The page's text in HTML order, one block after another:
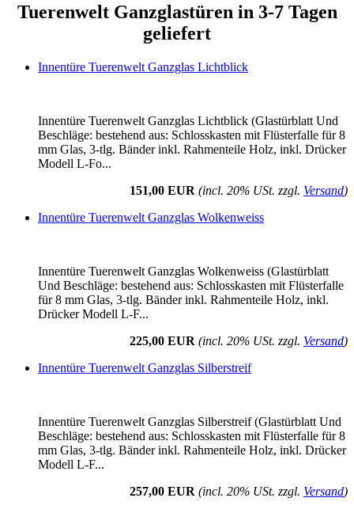
Tuerenwelt Ganzglastüren in 3-7 Tagen
geliefert
Innentüre Tuerenwelt Ganzglas Lichtblick
Innentüre Tuerenwelt Ganzglas Lichtblick (Glastürblatt Und
Beschläge: bestehend aus: Schlosskasten mit Flüsterfalle für 8
mm Glas, 3-tlg. Bänder inkl. Rahmenteile Holz, inkl. Drücker
Modell L-Fo...
151,00 EUR (incl. 20% USt. zzgl. Versand)
Innentüre Tuerenwelt Ganzglas Wolkenweiss
Innentüre Tuerenwelt Ganzglas Wolkenweiss (Glastürblatt
Und Beschläge: bestehend aus: Schlosskasten mit Flüsterfalle
für 8 mm Glas, 3-tlg. Bänder inkl. Rahmenteile Holz, inkl.
Drücker Modell L-F...
225,00 EUR (incl. 20% USt. zzgl. Versand)
Innentüre Tuerenwelt Ganzglas Silberstreif
Innentüre Tuerenwelt Ganzglas Silberstreif (Glastürblatt Und
Beschläge: bestehend aus: Schlosskasten mit Flüsterfalle für 8
mm Glas, 3-tlg. Bänder inkl. Rahmenteile Holz, inkl. Drücker
Modell L-F...
257,00 EUR (incl. 20% USt. zzgl. Versand)